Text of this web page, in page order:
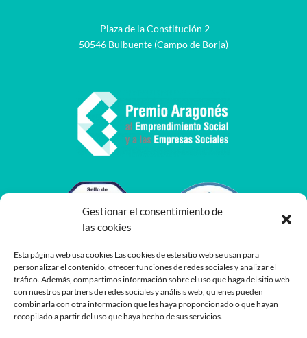
Gestionar el consentimiento de
las cookies
Esta página web usa cookies Las cookies de este sitio web se usan para
personalizar el contenido, ofrecer funciones de redes sociales y analizar el
tráfico. Además, compartimos información sobre el uso que haga del sitio web
con nuestros partners de redes sociales y análisis web, quienes pueden
combinarla con otra información que les haya proporcionado o que hayan
recopilado a partir del uso que haya hecho de sus servicios.
Plaza de la Constitución 2
50546 Bulbuente (Campo de Borja)